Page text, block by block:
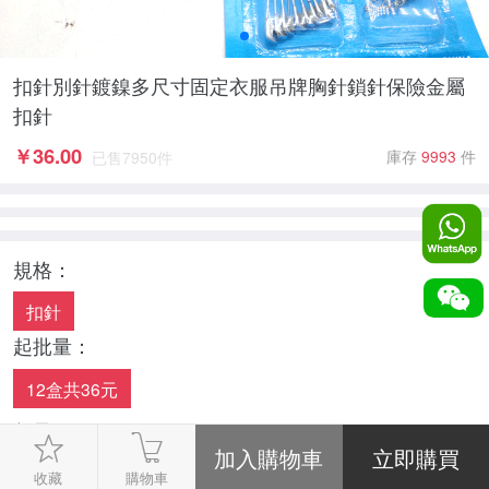
扣針別針鍍鎳多尺寸固定衣服吊牌胸針鎖針保險金屬
扣針
￥36.00 已售 7950件 庫存 9993 件
規格：
扣針
起批量：
12盒共36元
數量：
-
+
收藏 購物車